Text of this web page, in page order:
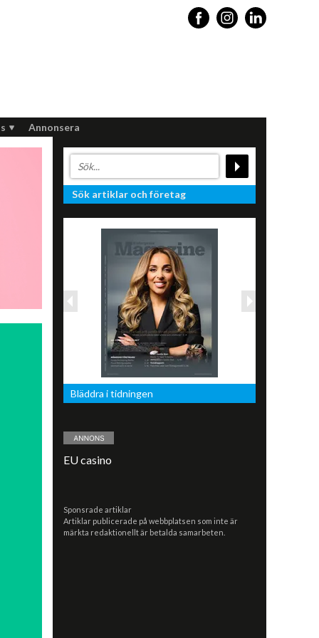
Annonsera
Sök artiklar och företag
Bläddra i tidningen
EU casino
Sponsrade artiklar
Artiklar publicerade på webbplatsen som inte är
märkta redaktionellt är betalda samarbeten.